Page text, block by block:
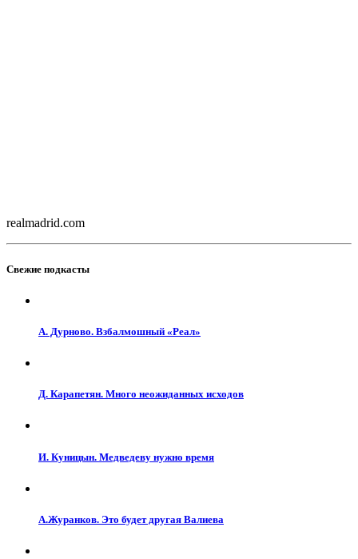
realmadrid.com
Свежие подкасты
А. Дурново. Взбалмошный «Реал»
Д. Карапетян. Много неожиданных исходов
И. Куницын. Медведеву нужно время
А.Журанков. Это будет другая Валиева